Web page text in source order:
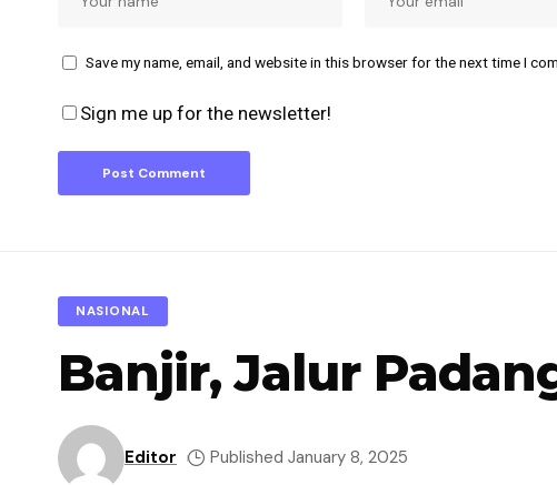
Save my name, email, and website in this browser for the next time I
Sign me up for the newsletter!
NASIONAL
Banjir, Jalur
Editor Published January 8, 2025